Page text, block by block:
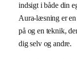
indsigt i både din
Aura-læsning er
på og en teknik,
dig selv og andre.